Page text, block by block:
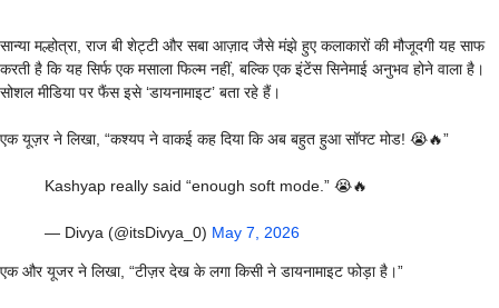
सान्या मल्होत्रा, राज बी शेट्टी और सबा आज़ाद जैसे मंझे हुए कलाकारों की मौजूदगी यह साफ
करती है कि यह सिर्फ एक मसाला फिल्म नहीं, बल्कि एक इंटेंस सिनेमाई अनुभव होने वाला है।
सोशल मीडिया पर फैंस इसे ‘डायनामाइट’ बता रहे हैं।
​एक यूज़र ने लिखा, “कश्यप ने वाकई कह दिया कि अब बहुत हुआ सॉफ्ट मोड! 😭🔥”
Kashyap really said “enough soft mode.” 😭🔥
— Divya (@itsDivya_0) May 7, 2026
एक और यूजर ने लिखा, “टीज़र देख के लगा किसी ने डायनामाइट फोड़ा है।”